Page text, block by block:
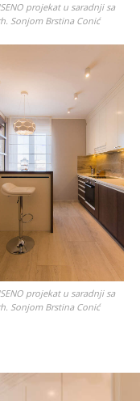
projekat u saradnji sa
Sonjom Brstina Conić
projekat u saradnji sa
Sonjom Brstina Conić